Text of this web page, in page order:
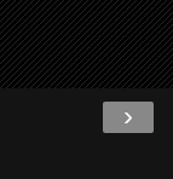
›